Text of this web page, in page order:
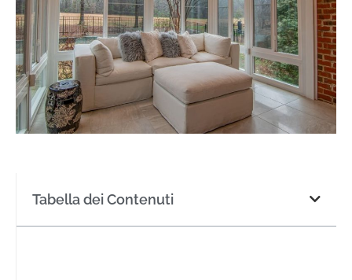
Tabella dei Contenuti